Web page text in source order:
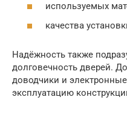
используемых
качества
Надёжность также
долговечность дверей.
доводчики и
эксплуатацию